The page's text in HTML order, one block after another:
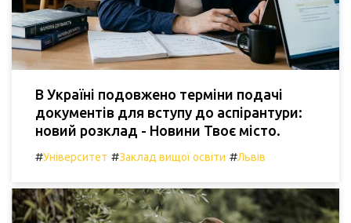
В Україні подовжено терміни подачі
документів для вступу до аспірантури:
новий розклад - Новини Твоє місто.
#Університет #Заклад вищої освіти #Львів